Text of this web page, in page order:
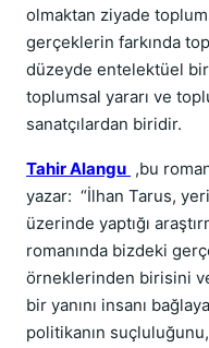
olmaktan ziyade
gerçeklerin farkında
düzeyde entelektüel bir
toplumsal yararı ve
sanatçılardan biridir.
Tahir Alangu ,bu
yazar: “İlhan Tarus,
üzerinde yaptığı
romanında bizdeki
örneklerinden birisini
bir yanını insanı
politikanın